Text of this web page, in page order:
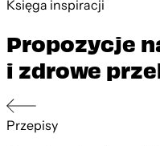
Księga inspiracji
Propozycje
i zdrowe
Przepisy